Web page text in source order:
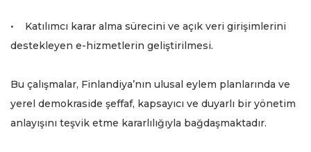
• Katılımcı karar alma sürecini ve açık veri girişimlerini
destekleyen e-hizmetlerin geliştirilmesi.
Bu çalışmalar, Finlandiya’nın ulusal eylem planlarında ve
yerel demokraside şeffaf, kapsayıcı ve duyarlı bir yönetim
anlayışını teşvik etme kararlılığıyla bağdaşmaktadır.